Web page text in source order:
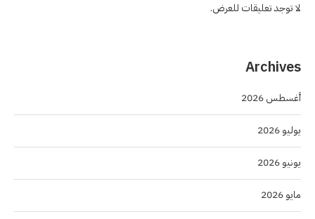
لا توجد تعليقات للعرض.
Archives
أغسطس 2026
يوليو 2026
يونيو 2026
مايو 2026